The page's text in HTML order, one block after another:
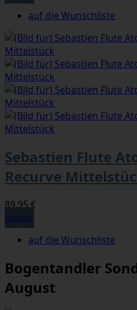
auf die Wunschliste
Sebastien Flute
Recurve
89,95 €
Details
auf die Wunschliste
Bogentandler
August